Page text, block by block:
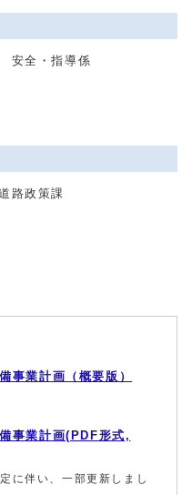
全・指導係
路政策課
事業計画（概要版）
事業計画(PDF形式,
に伴い、一部更新しまし